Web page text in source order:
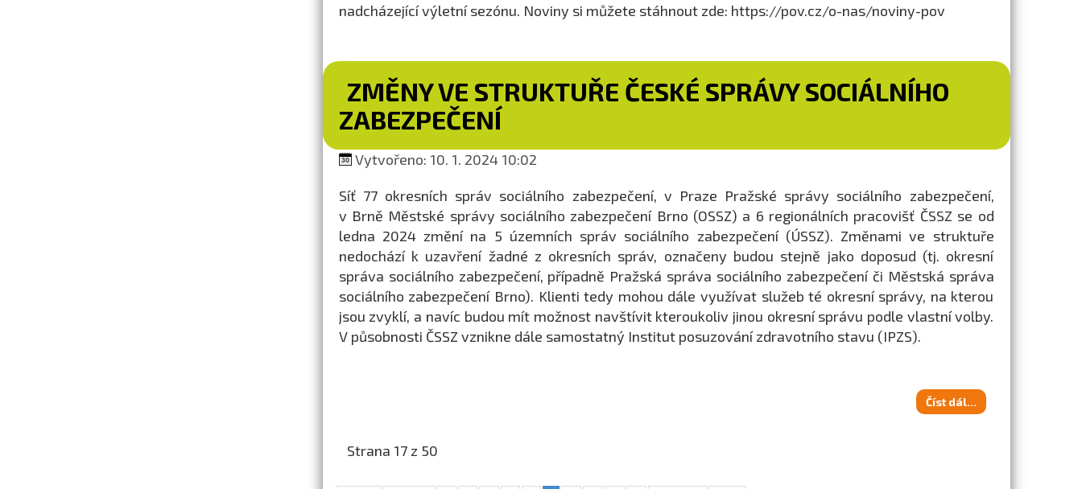
nadcházející výletní sezónu. Noviny si můžete stáhnout zde: https://pov.cz/o-nas/noviny-pov
ZMĚNY VE STRUKTUŘE ČESKÉ SPRÁVY SOCIÁLNÍHO
ZABEZPEČENÍ
Vytvořeno: 10. 1. 2024 10:02
Síť 77 okresních správ sociálního zabezpečení, v Praze Pražské správy sociálního zabezpečení,
v Brně Městské správy sociálního zabezpečení Brno (OSSZ) a 6 regionálních pracovišť ČSSZ se od
ledna 2024 změní na 5 územních správ sociálního zabezpečení (ÚSSZ). Změnami ve struktuře
nedochází k uzavření žadné z okresních správ, označeny budou stejně jako doposud (tj. okresní
správa sociálního zabezpečení, případně Pražská správa sociálního zabezpečení či Městská správa
sociálního zabezpečení Brno). Klienti tedy mohou dále využívat služeb té okresní správy, na kterou
jsou zvyklí, a navíc budou mít možnost navštívit kteroukoliv jinou okresní správu podle vlastní volby.
V působnosti ČSSZ vznikne dále samostatný Institut posuzování zdravotního stavu (IPZS).
Číst dál...
Strana 17 z 50